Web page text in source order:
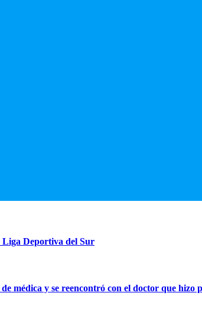
Deportiva del Sur
médica y se reencontró con el doctor que hizo